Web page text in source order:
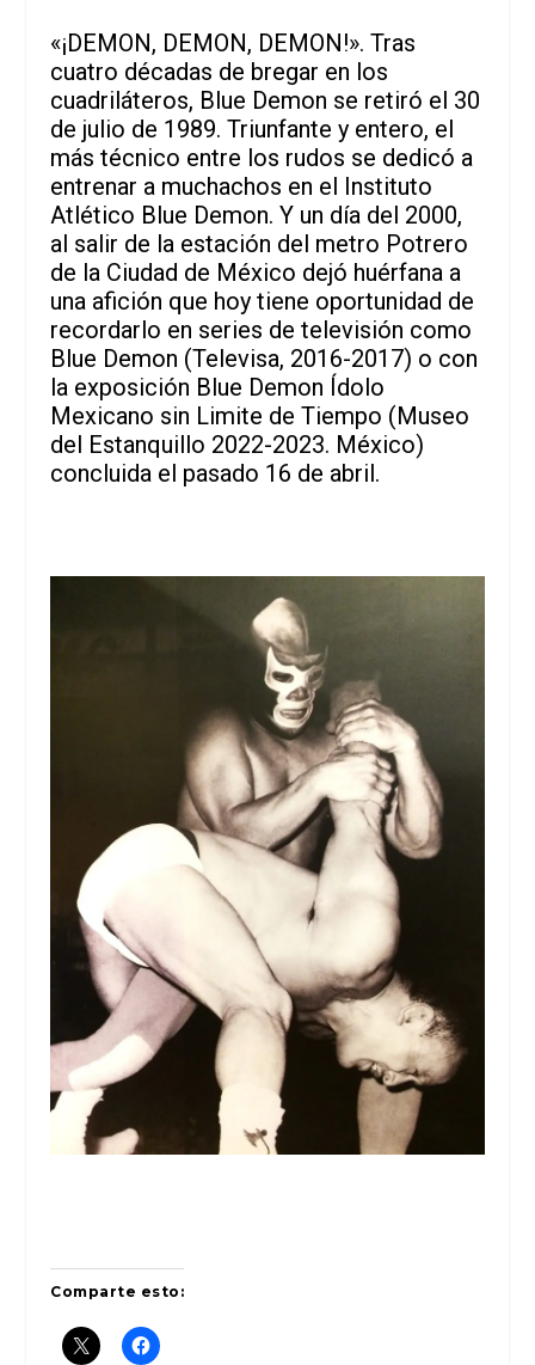
«¡DEMON, DEMON, DEMON!». Tras
cuatro décadas de bregar en los
cuadriláteros, Blue Demon se retiró el 30
de julio de 1989. Triunfante y entero, el
más técnico entre los rudos se dedicó a
entrenar a muchachos en el Instituto
Atlético Blue Demon. Y un día del 2000,
al salir de la estación del metro Potrero
de la Ciudad de México dejó huérfana a
una afición que hoy tiene oportunidad de
recordarlo en series de televisión como
Blue Demon (Televisa, 2016-2017) o con
la exposición Blue Demon Ídolo
Mexicano sin Limite de Tiempo (Museo
del Estanquillo 2022-2023. México)
concluida el pasado 16 de abril.
Comparte esto: